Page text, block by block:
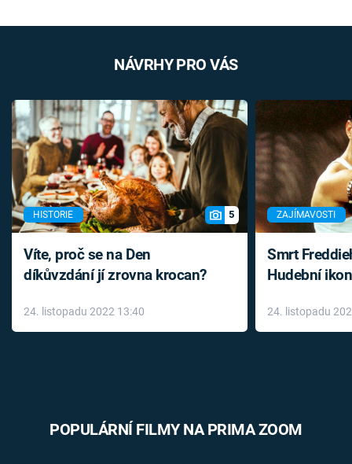
NÁVRHY PRO VÁS
HISTORIE 5
Víte, proč se na Den
díkůvzdání jí zrovna krocan?
24. listopadu 2022 13:40
ZAJÍMAVOSTI
Smrt
Hudební
léky
24. listopadu
POPULÁRNÍ FILMY NA PRIMA ZOOM